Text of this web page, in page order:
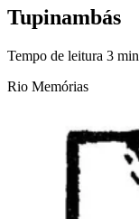
Tupinambás
Tempo de leitura 3 min
Rio Memórias